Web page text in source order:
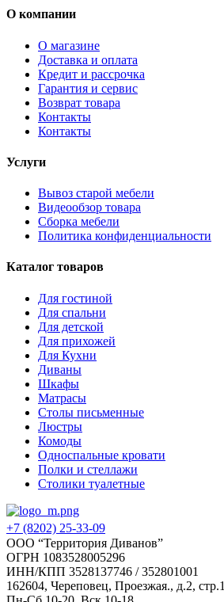
О компании
О магазине
Доставка и оплата
Кредит и рассрочка
Гарантия и сервис
Возврат товара
Контакты
Контакты
Услуги
Вывоз старой мебели
Видеообзор товара
Сборка мебели
Политика конфиденциальности
Каталог товаров
Для гостиной
Для спальни
Для детской
Для прихожей
Для Кухни
Диваны
Шкафы
Матрасы
Столы письменные
Люстры
Комоды
Односпальные кровати
Полки и стеллажи
Столики туалетные
+7 (8202) 25-33-09
‌ООО “Территория Диванов”
ОГРН 1083528005296
ИНН/КПП 3528137746 / 352801001
162604, Череповец, Проезжая., д.2, стр.1